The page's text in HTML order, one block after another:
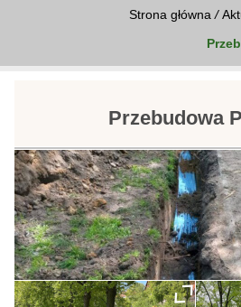
Strona główna /
Przebudowa